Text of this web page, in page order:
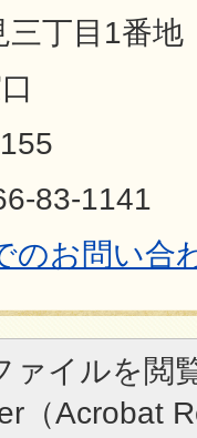
三丁目1番地
83-1141
のお問い合
ァイルを閲
（Acrobat